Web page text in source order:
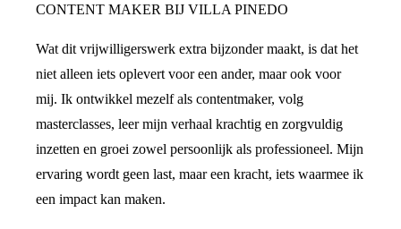
CONTENT MAKER BIJ VILLA PINEDO
Wat dit vrijwilligerswerk extra bijzonder maakt, is dat het
niet alleen iets oplevert voor een ander, maar ook voor
mij. Ik ontwikkel mezelf als contentmaker, volg
masterclasses, leer mijn verhaal krachtig en zorgvuldig
inzetten en groei zowel persoonlijk als professioneel. Mijn
ervaring wordt geen last, maar een kracht, iets waarmee ik
een impact kan maken.